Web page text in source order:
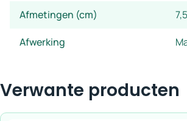
Afmetingen (cm)
Afwerking
Verwante producten